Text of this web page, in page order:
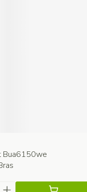
Bua6150we